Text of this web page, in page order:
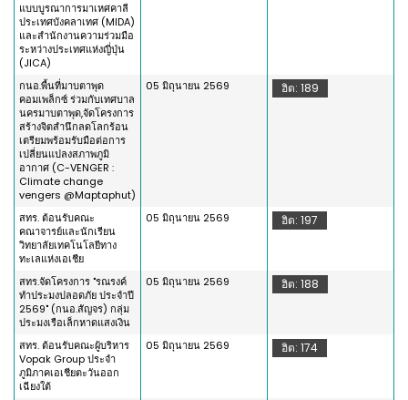
แบบบูรณาการมาเหศคาลี
ประเทศบังคลาเทศ (MIDA)
และสำนักงานความร่วมมือ
ระหว่างประเทศแห่งญี่ปุ่น
(JICA)
กนอ.พื้นที่มาบตาพุด
คอมเพล็กซ์ ร่วมกับเทศบาล
นครมาบตาพุด,จัดโครงการ
สร้างจิตสำนึกลดโลกร้อน
เตรียมพร้อมรับมือต่อการ
เปลี่ยนแปลงสภาพภูมิ
อากาศ (C-VENGER :
Climate change
vengers @Maptaphut)
05 มิถุนายน 2569 ฮิต: 189
สทร. ต้อนรับคณะ
คณาจารย์และนักเรียน
วิทยาลัยเทคโนโลยีทาง
ทะเลแห่งเอเชีย
05 มิถุนายน 2569 ฮิต: 197
สทร.จัดโครงการ "รณรงค์
ทำประมงปลอดภัย ประจำปี
2569" (กนอ.สัญจร) กลุ่ม
ประมงเรือเล็กหาดแสงเงิน
05 มิถุนายน 2569 ฮิต: 188
สทร. ต้อนรับคณะผู้บริหาร
Vopak Group ประจำ
ภูมิภาคเอเชียตะวันออก
เฉียงใต้
05 มิถุนายน 2569 ฮิต: 174